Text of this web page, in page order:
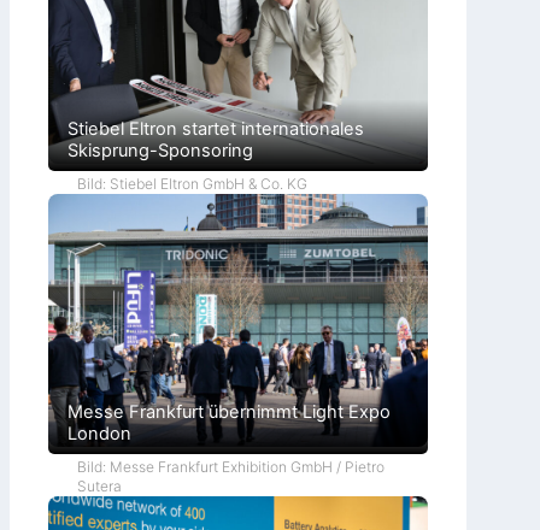
Stiebel Eltron startet internationales
Skisprung-Sponsoring
Bild: Stiebel Eltron GmbH & Co. KG
Messe Frankfurt übernimmt Light Expo
London
Bild: Messe Frankfurt Exhibition GmbH / Pietro
Sutera